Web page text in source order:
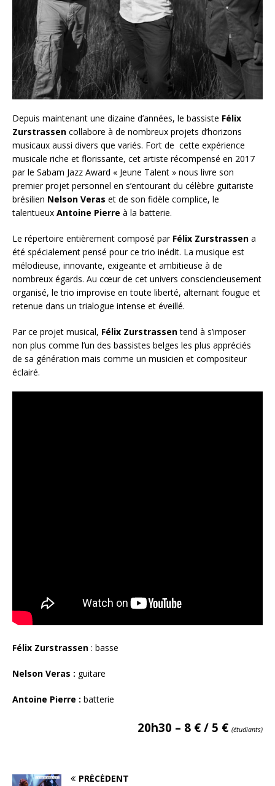
Depuis maintenant une dizaine d’années, le bassiste Félix
Zurstrassen collabore à de nombreux projets d’horizons
musicaux aussi divers que variés. Fort de cette expérience
musicale riche et florissante, cet artiste récompensé en 2017
par le Sabam Jazz Award « Jeune Talent » nous livre son
premier projet personnel en s’entourant du célèbre guitariste
brésilien Nelson Veras et de son fidèle complice, le
talentueux Antoine Pierre à la batterie.
Le répertoire entièrement composé par Félix Zurstrassen a
été spécialement pensé pour ce trio inédit. La musique est
mélodieuse, innovante, exigeante et ambitieuse à de
nombreux égards. Au cœur de cet univers consciencieusement
organisé, le trio improvise en toute liberté, alternant fougue et
retenue dans un trialogue intense et éveillé.
Par ce projet musical, Félix Zurstrassentend à s’imposer
non plus comme l’un des bassistes belges les plus appréciés
de sa génération mais comme un musicien et compositeur
éclairé.
Félix Zurstrassen : basse
Nelson Veras : guitare
Antoine Pierre : batterie
20h30 – 8 € / 5 € (étudiants)
PRÉCÉDENT